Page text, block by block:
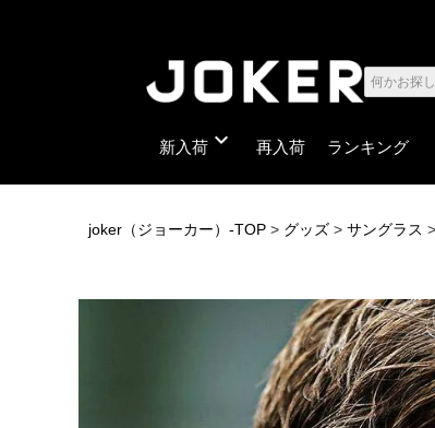
新入荷 expand_more 再入荷 ランキング
joker（ジョーカー）-TOP グッズ サングラス